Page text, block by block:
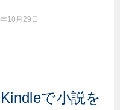
10月29日
で小説を